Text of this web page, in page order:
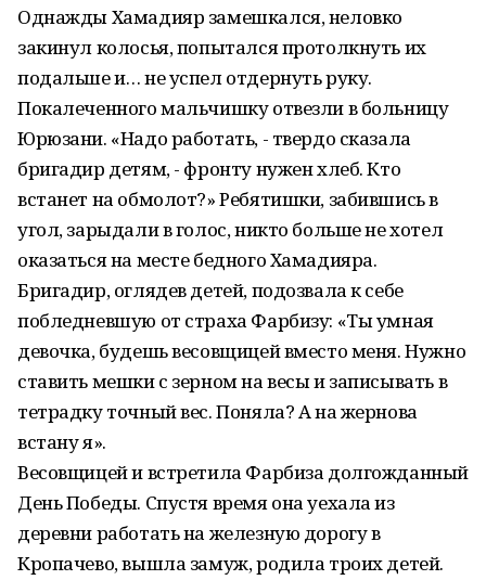
Однажды Хамадияр замешкался, неловко
закинул колосья, попытался протолкнуть их
подальше и… не успел отдернуть руку.
Покалеченного мальчишку отвезли в больницу
Юрюзани. «Надо работать, - твердо сказала
бригадир детям, - фронту нужен хлеб. Кто
встанет на обмолот?» Ребятишки, забившись в
угол, зарыдали в голос, никто больше не хотел
оказаться на месте бедного Хамадияра.
Бригадир, оглядев детей, подозвала к себе
побледневшую от страха Фарбизу: «Ты умная
девочка, будешь весовщицей вместо меня. Нужно
ставить мешки с зерном на весы и записывать в
тетрадку точный вес. Поняла? А на жернова
встану я».
Весовщицей и встретила Фарбиза долгожданный
День Победы. Спустя время она уехала из
деревни работать на железную дорогу в
Кропачево, вышла замуж, родила троих детей.